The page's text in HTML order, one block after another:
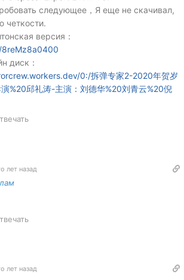
следующее，Я еще не скачивал,
четкости.
версия：
диск：
0:/拆弹专家2-2020年贺岁
%20邱礼涛-主演：刘德华%20刘青云%20倪
лет назад
лет назад